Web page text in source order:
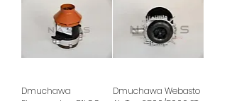
Dmuchawa
Dmuchawa Webasto